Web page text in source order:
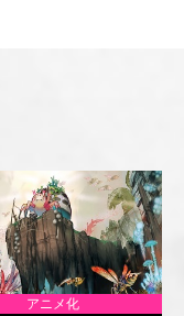
アニメ化